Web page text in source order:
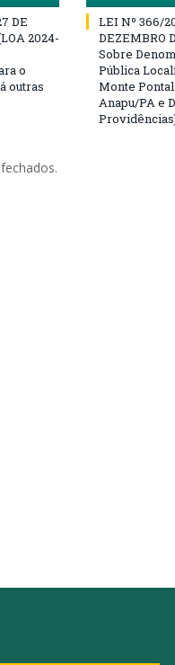
DE
2024-
o
outras
LEI Nº 366/
DEZEMBRO
Sobre
Pública
Monte
Anapu/PA e